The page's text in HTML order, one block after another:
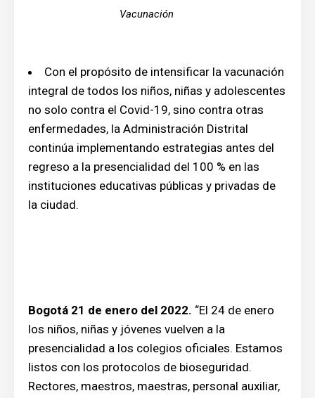
Vacunación
Con el propósito de intensificar la vacunación
integral de todos los niños, niñas y adolescentes
no solo contra el Covid-19, sino contra otras
enfermedades, la Administración Distrital
continúa implementando estrategias antes del
regreso a la presencialidad del 100 % en las
instituciones educativas públicas y privadas de
la ciudad.
Bogotá 21 de enero del 2022. “El 24 de enero
los niños, niñas y jóvenes vuelven a la
presencialidad a los colegios oficiales. Estamos
listos con los protocolos de bioseguridad.
Rectores, maestros, maestras, personal auxiliar,